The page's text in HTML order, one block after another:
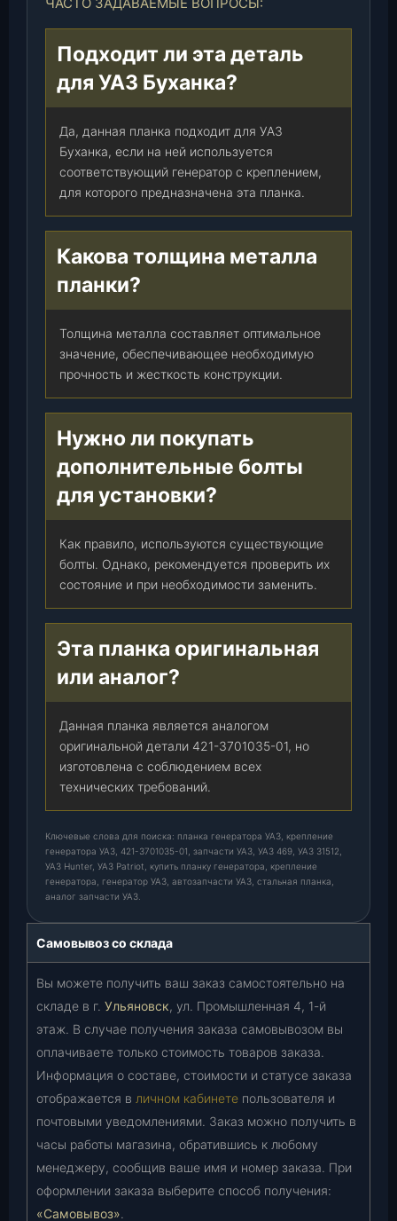
Подходит ли эта деталь
для УАЗ Буханка?
Да, данная планка подходит для УАЗ
Буханка, если на ней используется
соответствующий генератор с креплением,
для которого предназначена эта планка.
Какова толщина металла
планки?
Толщина металла составляет оптимальное
значение, обеспечивающее необходимую
прочность и жесткость конструкции.
Нужно ли покупать
дополнительные болты
для установки?
Как правило, используются существующие
болты. Однако, рекомендуется проверить их
состояние и при необходимости заменить.
Эта планка оригинальная
или аналог?
Данная планка является аналогом
оригинальной детали 421-3701035-01, но
изготовлена с соблюдением всех
технических требований.
Ключевые слова для поиска: планка генератора УАЗ, крепление
генератора УАЗ, 421-3701035-01, запчасти УАЗ, УАЗ 469, УАЗ 31512,
УАЗ Hunter, УАЗ Patriot, купить планку генератора, крепление
генератора, генератор УАЗ, автозапчасти УАЗ, стальная планка,
аналог запчасти УАЗ.
Самовывоз со склада
Вы можете получить ваш заказ самостоятельно на
складе в г. Ульяновск, ул. Промышленная 4, 1-й
этаж. В случае получения заказа самовывозом вы
оплачиваете только стоимость товаров заказа.
Информация о составе, стоимости и статусе заказа
отображается в личном кабинете пользователя и
почтовыми уведомлениями. Заказ можно получить в
часы работы магазина, обратившись к любому
менеджеру, сообщив ваше имя и номер заказа. При
оформлении заказа выберите способ получения:
«Самовывоз».